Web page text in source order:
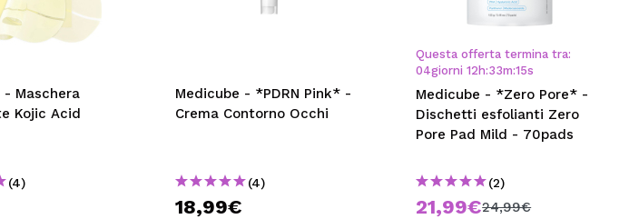
CREARE UN ACCOUNT
- Maschera
Kojic Acid
(4)
Medicube - *PDRN Pink* -
Crema Contorno Occhi
(4)
18,99€
Questa offerta termina tra:
04giorni 12 h:33m:14s
Medicube - *Zero Pore* -
Dischetti esfolianti Zero
Pore Pad Mild - 70pads
(2)
21,99€24,99€